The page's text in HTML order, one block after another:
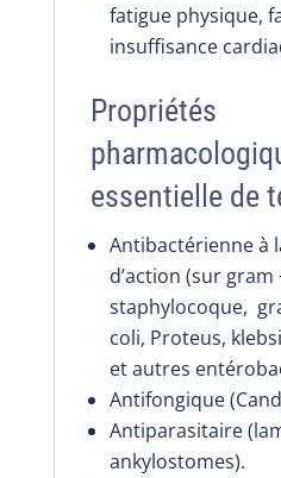
fatigue physique,
insuffisance
Propriétés
essentielle de
Antibactérienne à
d’action (sur gram
staphylocoque,
coli, Proteus,
et autres
Antifongique
Antiparasitaire
ankylostomes).